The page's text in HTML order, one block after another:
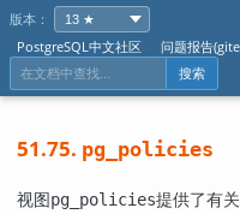
版本：
PostgreSQL中文社区
问题报告
搜索
51.75. pg_policies
视图pg_policies提供了有